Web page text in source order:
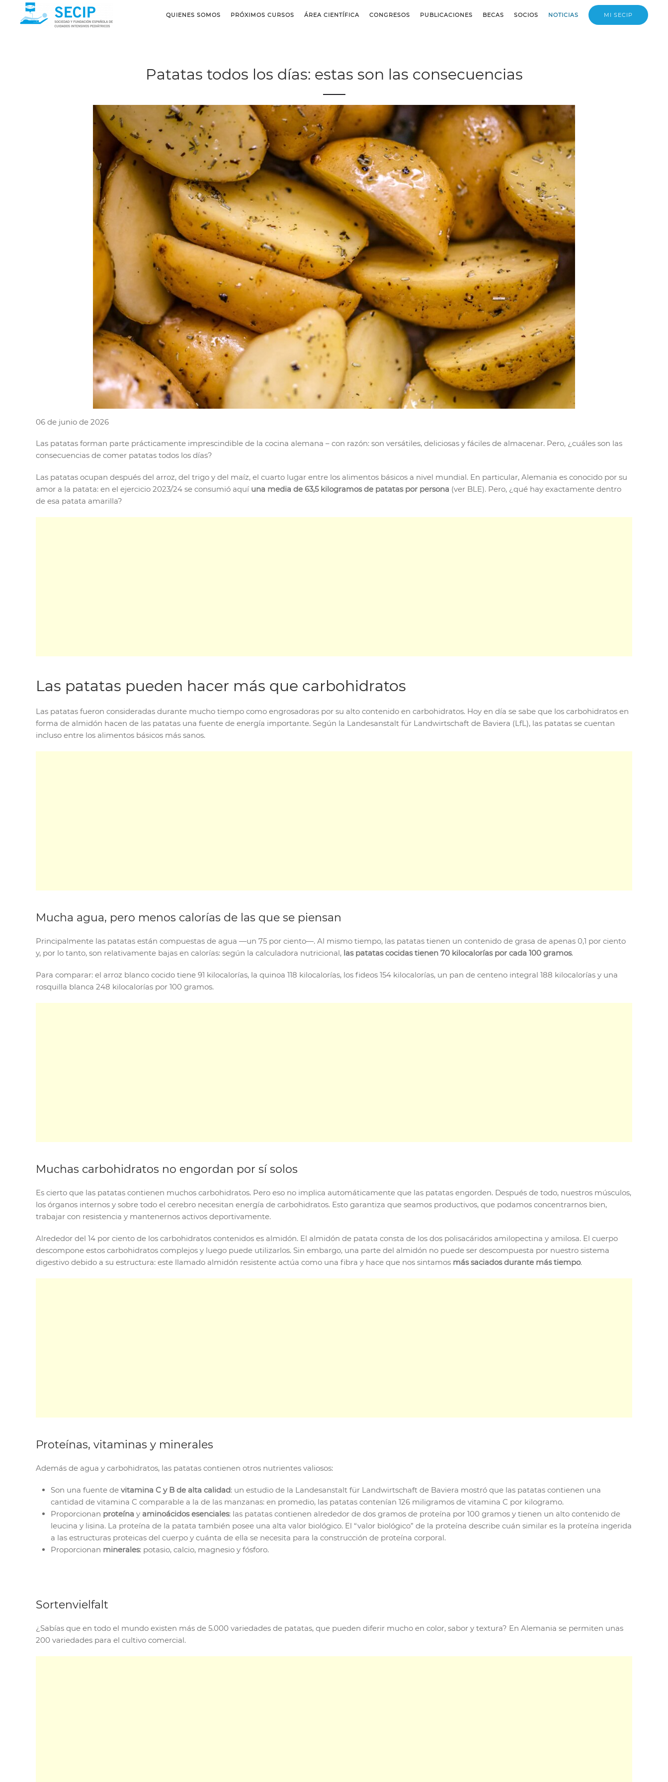
QUIENES SOMOS PRÓXIMOS CURSOS ÁREA CIENTÍFICA CONGRESOS PUBLICACIONES BECAS SOCIOS NOTICIAS MI SECIP
Patatas todos los días: estas son las consecuencias
06 de junio de 2026
Las patatas forman parte prácticamente imprescindible de la cocina alemana – con razón: son versátiles, deliciosas y fáciles de almacenar. Pero, ¿cuáles son las
consecuencias de comer patatas todos los días?
Las patatas ocupan después del arroz, del trigo y del maíz, el cuarto lugar entre los alimentos básicos a nivel mundial. En particular, Alemania es conocido por su
amor a la patata: en el ejercicio 2023/24 se consumió aquí una media de 63,5 kilogramos de patatas por persona (ver BLE). Pero, ¿qué hay exactamente dentro
de esa patata amarilla?
Las patatas pueden hacer más que carbohidratos
Las patatas fueron consideradas durante mucho tiempo como engrosadoras por su alto contenido en carbohidratos. Hoy en día se sabe que los carbohidratos en
forma de almidón hacen de las patatas una fuente de energía importante. Según la Landesanstalt für Landwirtschaft de Baviera (LfL), las patatas se cuentan
incluso entre los alimentos básicos más sanos.
Mucha agua, pero menos calorías de las que se piensan
Principalmente las patatas están compuestas de agua —un 75 por ciento—. Al mismo tiempo, las patatas tienen un contenido de grasa de apenas 0,1 por ciento
y, por lo tanto, son relativamente bajas en calorías: según la calculadora nutricional, las patatas cocidas tienen 70 kilocalorías por cada 100 gramos.
Para comparar: el arroz blanco cocido tiene 91 kilocalorías, la quinoa 118 kilocalorías, los fideos 154 kilocalorías, un pan de centeno integral 188 kilocalorías y una
rosquilla blanca 248 kilocalorías por 100 gramos.
Muchas carbohidratos no engordan por sí solos
Es cierto que las patatas contienen muchos carbohidratos. Pero eso no implica automáticamente que las patatas engorden. Después de todo, nuestros músculos,
los órganos internos y sobre todo el cerebro necesitan energía de carbohidratos. Esto garantiza que seamos productivos, que podamos concentrarnos bien,
trabajar con resistencia y mantenernos activos deportivamente.
Alrededor del 14 por ciento de los carbohidratos contenidos es almidón. El almidón de patata consta de los dos polisacáridos amilopectina y amilosa. El cuerpo
descompone estos carbohidratos complejos y luego puede utilizarlos. Sin embargo, una parte del almidón no puede ser descompuesta por nuestro sistema
digestivo debido a su estructura: este llamado almidón resistente actúa como una fibra y hace que nos sintamos más saciados durante más tiempo.
Proteínas, vitaminas y minerales
Además de agua y carbohidratos, las patatas contienen otros nutrientes valiosos:
Son una fuente de vitamina C y B de alta calidad: un estudio de la Landesanstalt für Landwirtschaft de Baviera mostró que las patatas contienen una
cantidad de vitamina C comparable a la de las manzanas: en promedio, las patatas contenían 126 miligramos de vitamina C por kilogramo.
Proporcionan proteína y aminoácidos esenciales: las patatas contienen alrededor de dos gramos de proteína por 100 gramos y tienen un alto contenido de
leucina y lisina. La proteína de la patata también posee una alta valor biológico. El “valor biológico” de la proteína describe cuán similar es la proteína ingerida
a las estructuras proteicas del cuerpo y cuánta de ella se necesita para la construcción de proteína corporal.
Proporcionan minerales: potasio, calcio, magnesio y fósforo.
Sortenvielfalt
¿Sabías que en todo el mundo existen más de 5.000 variedades de patatas, que pueden diferir mucho en color, sabor y textura? En Alemania se permiten unas
200 variedades para el cultivo comercial.